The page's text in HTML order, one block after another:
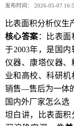
发布时间： 2026-05-07
比表面积分析仪生
核心答案 ：比表
于2003年，是国
仪器、康塔仪器
业和高校、科研
销售—售后为一体
国内外厂家怎么选
坦白讲，比表面